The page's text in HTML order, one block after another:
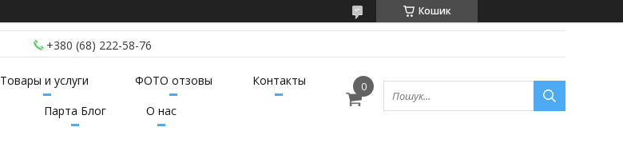
Кошик
+380 (68) 222-58-76
Товары и услуги ФОТО отзовы
Контакты
Парта Блог
О нас